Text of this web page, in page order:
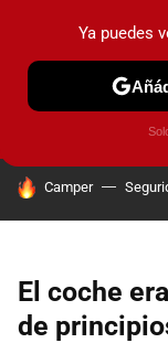
PRUEBAS
HOY SE HABLA DE
Camper
El coche
de
Ya puedes